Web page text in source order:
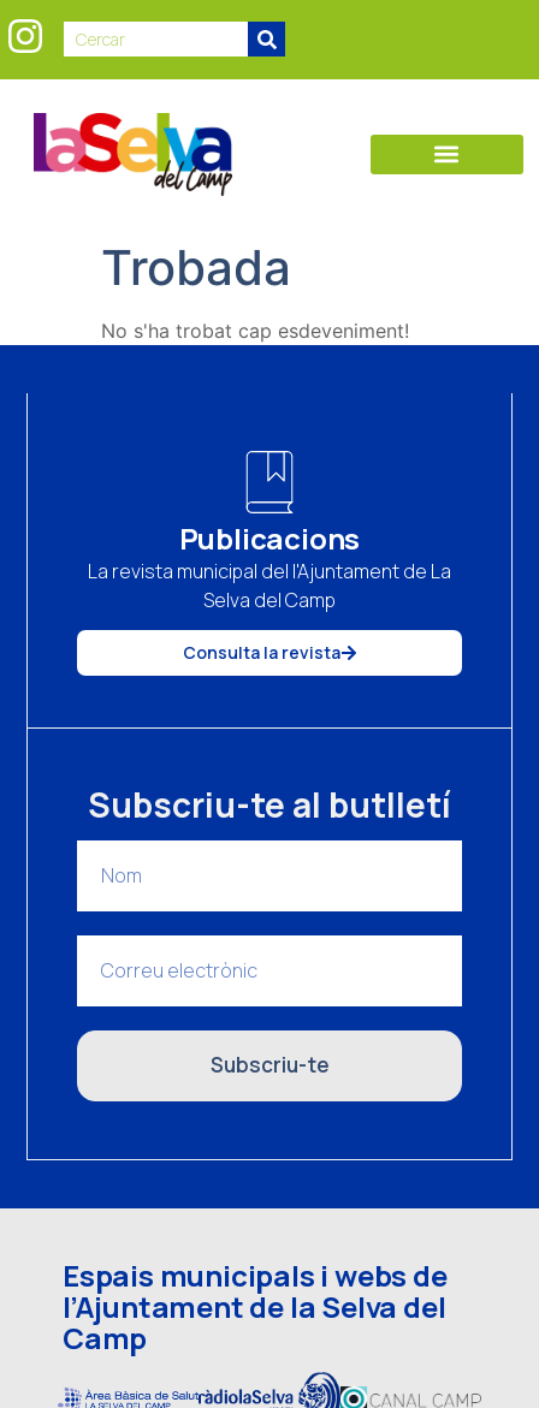
Trobada
No s'ha trobat cap esdeveniment!
Publicacions
La revista municipal del l'Ajuntament de La
Selva del Camp
Consulta la revista
Subscriu-te al butlletí
Subscriu-te
Espais municipals i webs de
l’Ajuntament de la Selva del
Camp